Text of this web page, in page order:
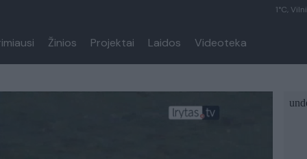
1°C,
Žinios Projektai Laidos Videoteka